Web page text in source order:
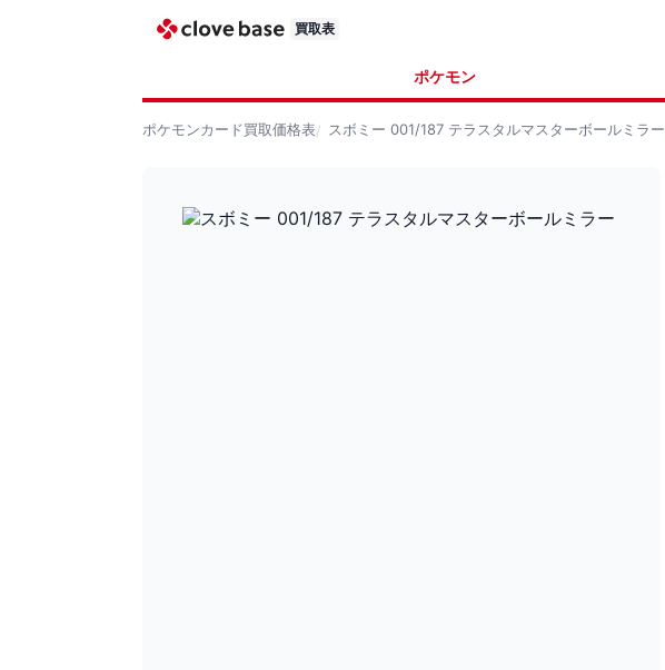
買取表
ポケモン
ポケモンカード買取価格表 スボミー 001/187 テラスタルマスターボールミラー